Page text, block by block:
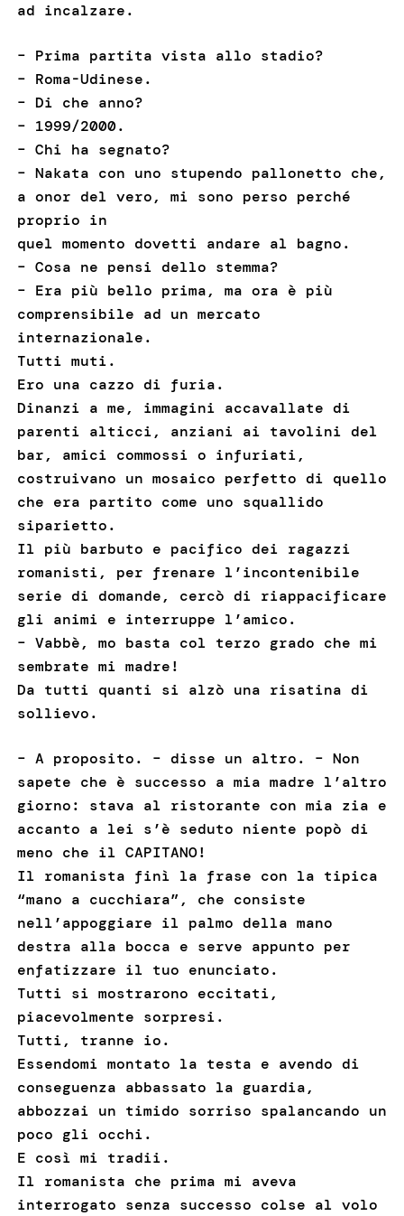
ad incalzare.
– Prima partita vista allo stadio?
– Roma-Udinese.
– Di che anno?
– 1999/2000.
– Chi ha segnato?
– Nakata con uno stupendo pallonetto che,
a onor del vero, mi sono perso perché
proprio in
quel momento dovetti andare al bagno.
– Cosa ne pensi dello stemma?
– Era più bello prima, ma ora è più
comprensibile ad un mercato
internazionale.
Tutti muti.
Ero una cazzo di furia.
Dinanzi a me, immagini accavallate di
parenti alticci, anziani ai tavolini del
bar, amici commossi o infuriati,
costruivano un mosaico perfetto di quello
che era partito come uno squallido
siparietto.
Il più barbuto e pacifico dei ragazzi
romanisti, per frenare l’incontenibile
serie di domande, cercò di riappacificare
gli animi e interruppe l’amico.
– Vabbè, mo basta col terzo grado che mi
sembrate mi madre!
Da tutti quanti si alzò una risatina di
sollievo.
– A proposito. – disse un altro. – Non
sapete che è successo a mia madre l’altro
giorno: stava al ristorante con mia zia e
accanto a lei s’è seduto niente popò di
meno che il CAPITANO!
Il romanista finì la frase con la tipica
“mano a cucchiara”, che consiste
nell’appoggiare il palmo della mano
destra alla bocca e serve appunto per
enfatizzare il tuo enunciato.
Tutti si mostrarono eccitati,
piacevolmente sorpresi.
Tutti, tranne io.
Essendomi montato la testa e avendo di
conseguenza abbassato la guardia,
abbozzai un timido sorriso spalancando un
poco gli occhi.
E così mi tradii.
Il romanista che prima mi aveva
interrogato senza successo colse al volo